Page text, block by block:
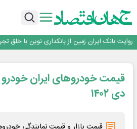
اجرای برنامه تحول بانک با تمرکز بر منابع پایدار،
داد
روایت بانک ایران زمین از بانکداری نوین با خلق
سرپرست اداره کل روابط عمومی بیمه مرکزی
اجرای برنامه تحول بانک با تمرکز بر منابع پایدار،
مشتریان
بانک مهر ایران بیش از ۷۰ میلیارد
دی ۱۴۰۲